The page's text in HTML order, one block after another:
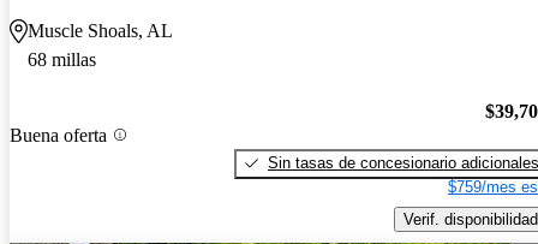
Muscle Shoals, AL
68 millas
Buena oferta
Sin tasas de concesionario adicionales
$759/mes
Verif. disponibilidad